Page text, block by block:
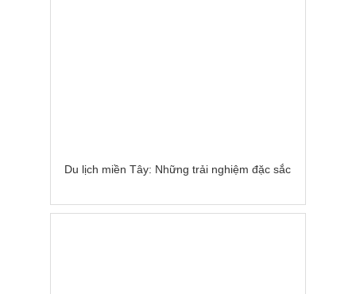
Du lịch miền Tây: Những trải nghiệm đặc sắc